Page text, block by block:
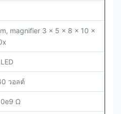
magnifier 3 × 5 × 8 × 10 ×
วอลต์
Ω